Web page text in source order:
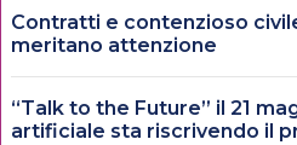
Contratti e contenzioso
meritano attenzione
“Talk to the Future” il 21
artificiale sta riscrivendo il